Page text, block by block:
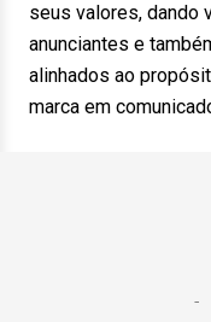
seus valores, dando
anunciantes e
alinhados ao
marca em